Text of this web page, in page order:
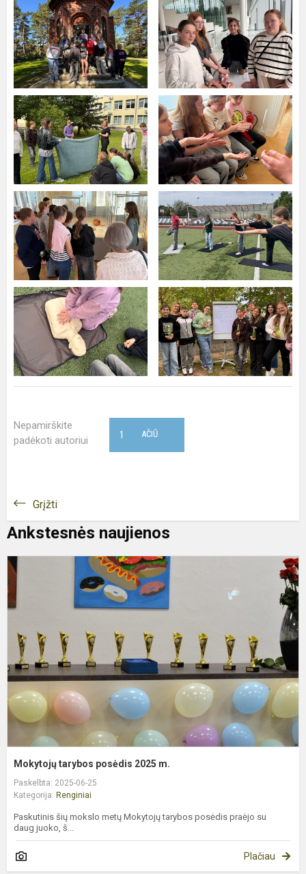
Nepamirškite
padėkoti autoriui
AČIŪ
1
Grįžti
Ankstesnės naujienos
Mokytojų tarybos posėdis 2025 m.
Paskelbta: 2025-06-25
Kategorija: Renginiai
Paskutinis šių mokslo metų Mokytojų tarybos posėdis praėjo su
daug juoko, š...
Plačiau